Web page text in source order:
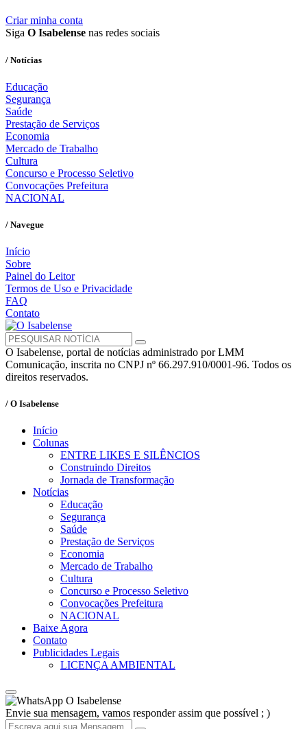
Criar minha conta
Siga O Isabelense nas redes sociais
/ Notícias
Educação
Segurança
Saúde
Prestação de Serviços
Economia
Mercado de Trabalho
Cultura
Concurso e Processo Seletivo
Convocações Prefeitura
NACIONAL
/ Navegue
Início
Sobre
Painel do Leitor
Termos de Uso e Privacidade
FAQ
Contato
O Isabelense, portal de notícias administrado por LMM
Comunicação, inscrita no CNPJ nº 66.297.910/0001-96. Todos os
direitos reservados.
/ O Isabelense
Início
Colunas
ENTRE LIKES E SILÊNCIOS
Construindo Direitos
Jornada de Transformação
Notícias
Educação
Segurança
Saúde
Prestação de Serviços
Economia
Mercado de Trabalho
Cultura
Concurso e Processo Seletivo
Convocações Prefeitura
NACIONAL
Baixe Agora
Contato
Publicidades Legais
LICENÇA AMBIENTAL
O Isabelense
Envie sua mensagem, vamos responder assim que possível ; )